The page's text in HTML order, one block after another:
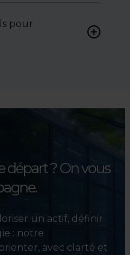
les
pour
départ ?On vous
un actif, définir
: notre
avec clarté et